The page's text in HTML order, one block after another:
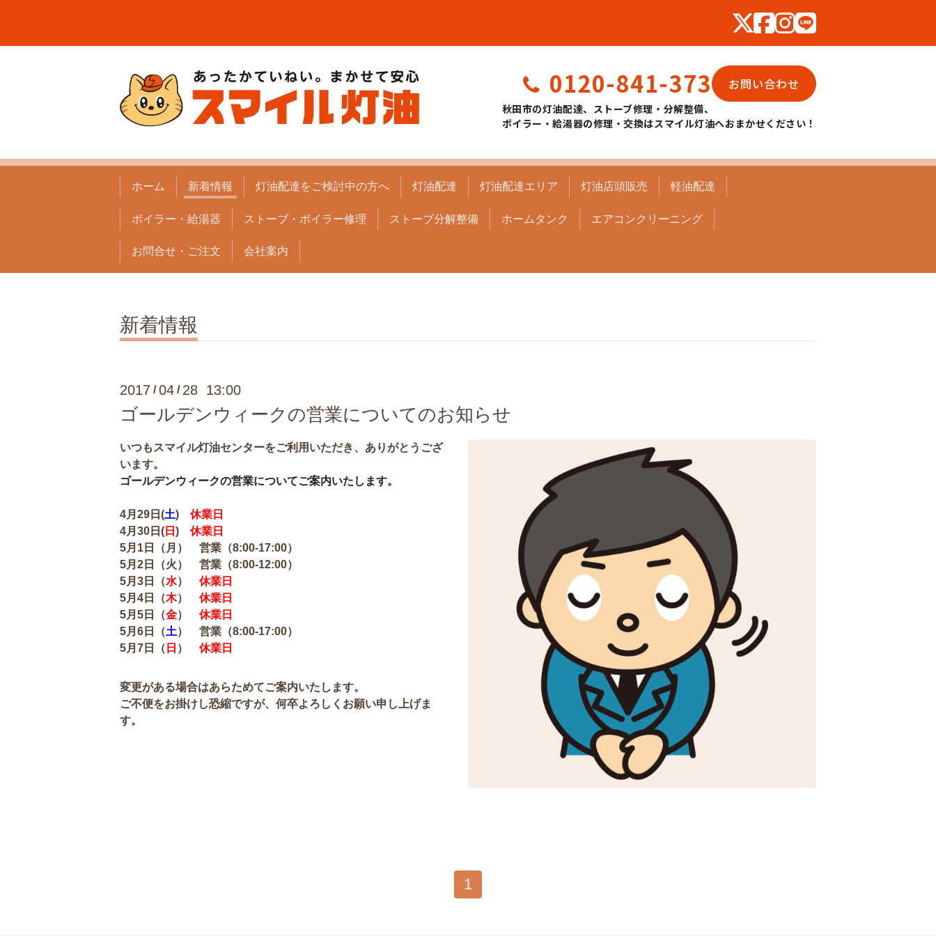
0120-841-373 お問い合わせ
秋田市の灯油配達、ストーブ修理・分解整備、
ボイラー・給湯器の修理・交換はスマイル灯油へおまかせください！
ホーム 新着情報 灯油配達をご検討中の方へ 灯油配達 灯油配達エリア 灯油店頭販売 軽油配達
ボイラー・給湯器 ストーブ・ボイラー修理 ストーブ分解整備 ホームタンク エアコンクリーニング
お問合せ・ご注文 会社案内
新着情報
2017 /04 / 28 13:00
ゴールデンウィークの営業についてのお知らせ
いつもスマイル灯油センターをご利用いただき、ありがとうござ
います。
ゴールデンウィークの営業についてご案内いたします。
4月29日(土) 休業日
4月30日( 日 )
休業日
5月1日（月） 営業（8:00-17:00）
5月2日（火） 営業（8:00-12:00）
5月3日（水）
休業日
5月4日（木）
休業日
5月5日（金）
休業日
5月6日（土） 営業（8:00-17:00）
5月7日（ 日 ） 休業日
変更がある場合はあらためてご案内いたします。
ご不便をお掛けし恐縮ですが、何卒よろしくお願い申し上げま
す。
1